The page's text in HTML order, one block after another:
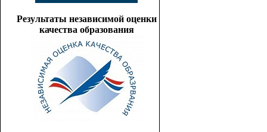
Результаты независимой оценки
качества образования